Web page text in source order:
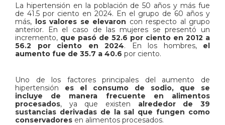
La hipertensión en la población de 50 años y más fue
de 41.5 por ciento en 2024. En el grupo de 60 años y
más, los valores se elevaron con respecto al grupo
anterior. En el caso de las mujeres se presentó un
incremento, que pasó de 52.6 por ciento en 2012 a
56.2 por ciento en 2024. En los hombres, el
aumento fue de 35.7 a 40.6 por ciento.
Uno de los factores principales del aumento de
hipertensión es el consumo de sodio, que se
incluye de manera frecuente en alimentos
procesados, ya que existen alrededor de 39
sustancias derivadas de la sal que fungen como
conservadores en alimentos procesados.